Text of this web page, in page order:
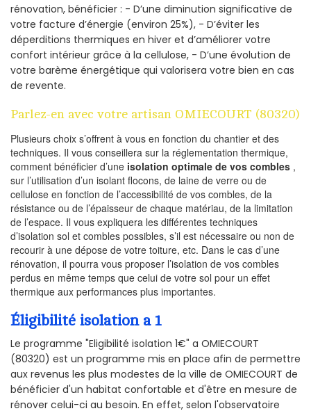
rénovation, bénéficier : - D’une diminution significative de
votre facture d’énergie (environ 25%), - D’éviter les
déperditions thermiques en hiver et d’améliorer votre
confort intérieur grâce à la cellulose, - D’une évolution de
votre barème énergétique qui valorisera votre bien en cas
de revente.
Parlez-en avec votre artisan OMIECOURT (80320)
Plusieurs choix s’offrent à vous en fonction du chantier et des
techniques. Il vous conseillera sur la réglementation thermique,
comment bénéficier d’une isolation optimale de vos combles ,
sur l’utilisation d’un isolant flocons, de laine de verre ou de
cellulose en fonction de l’accessibilité de vos combles, de la
résistance ou de l’épaisseur de chaque matériau, de la limitation
de l’espace. Il vous expliquera les différentes techniques
d’isolation sol et combles possibles, s’il est nécessaire ou non de
recourir à une dépose de votre toiture, etc. Dans le cas d’une
rénovation, il pourra vous proposer l’isolation de vos combles
perdus en même temps que celui de votre sol pour un effet
thermique aux performances plus importantes.
Éligibilité isolation a 1
Le programme "Eligibilité isolation 1€" a OMIECOURT
(80320) est un programme mis en place afin de permettre
aux revenus les plus modestes de la ville de OMIECOURT de
bénéficier d'un habitat confortable et d'être en mesure de
rénover celui-ci au besoin. En effet, selon l'observatoire